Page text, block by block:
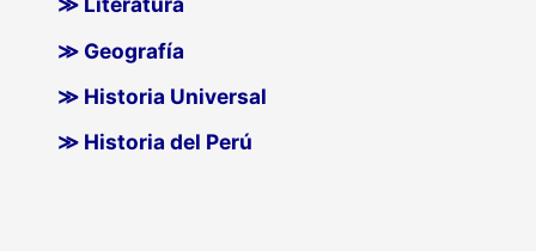
≫ Geografía
≫ Historia Universal
≫ Historia del Perú